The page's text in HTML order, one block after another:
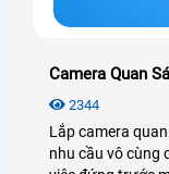
Camera Quan
2344
Lắp camera
nhu cầu vô cùng cần